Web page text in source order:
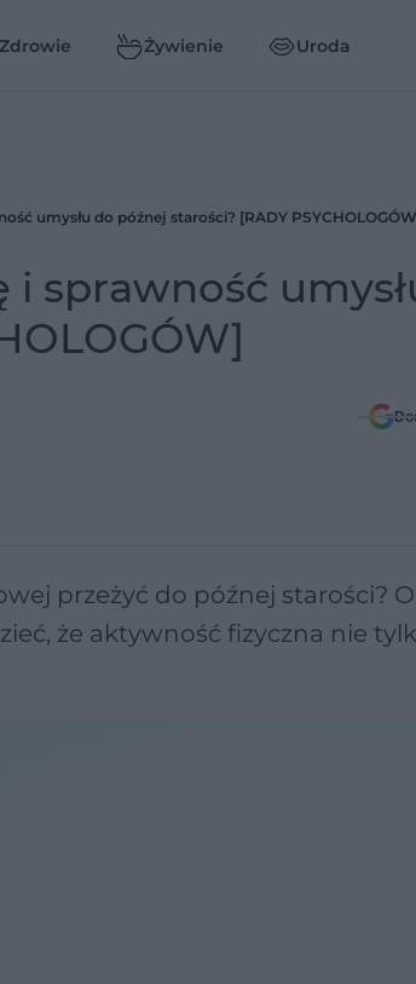
Zdrowie Żywienie Uroda
umysłu do późnej starości? [RADY
sprawność
przeżyć do późnej starości?
że aktywność fizyczna nie